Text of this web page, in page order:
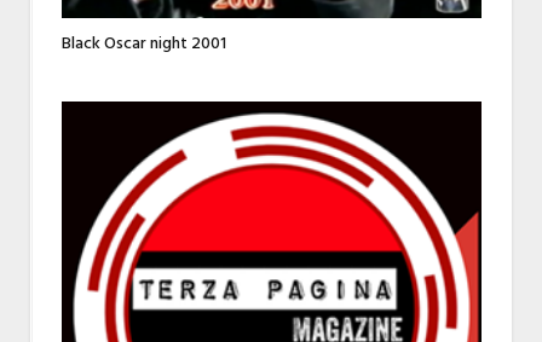
Black Oscar night 2001